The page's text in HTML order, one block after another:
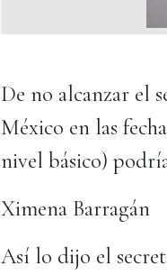
De no alcanzar el
México en las
nivel básico)
Ximena Barragán
Así lo dijo el